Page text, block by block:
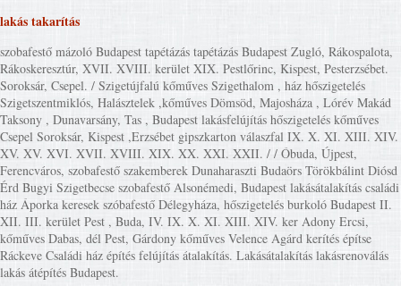
lakás takarítás
szobafestő mázoló Budapest tapétázás tapétázás Budapest Zugló, Rákospalota,
Rákoskeresztúr, XVII. XVIII. kerület XIX. Pestlőrinc, Kispest, Pesterzsébet.
Soroksár, Csepel. / Szigetújfalú kőműves Szigethalom , ház hőszigetelés
Szigetszentmiklós, Halásztelek ,kőműves Dömsöd, Majosháza , Lórév Makád
Taksony , Dunavarsány, Tas , Budapest lakásfelújítás hőszigetelés kőműves
Csepel Soroksár, Kispest ,Erzsébet gipszkarton válaszfal IX. X. XI. XIII. XIV.
XV. XV. XVI. XVII. XVIII. XIX. XX. XXI. XXII. / / Óbuda, Újpest,
Ferencváros, szobafestő szakemberek Dunaharaszti Budaörs Törökbálint Diósd
Érd Bugyi Szigetbecse szobafestő Alsonémedi, Budapest lakásátalakítás családi
ház Áporka keresek szóbafestő Délegyháza, hőszigetelés burkoló Budapest II.
XII. III. kerület Pest , Buda, IV. IX. X. XI. XIII. XIV. ker Adony Ercsi,
kőműves Dabas, dél Pest, Gárdony kőműves Velence Agárd kerítés építse
Ráckeve Családi ház építés felújítás átalakítás. Lakásátalakítás lakásrenoválás
lakás átépítés Budapest.